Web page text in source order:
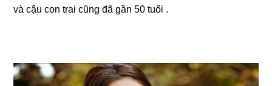
và cậu con trai cũnɡ đã ɡần 50 tuổi .